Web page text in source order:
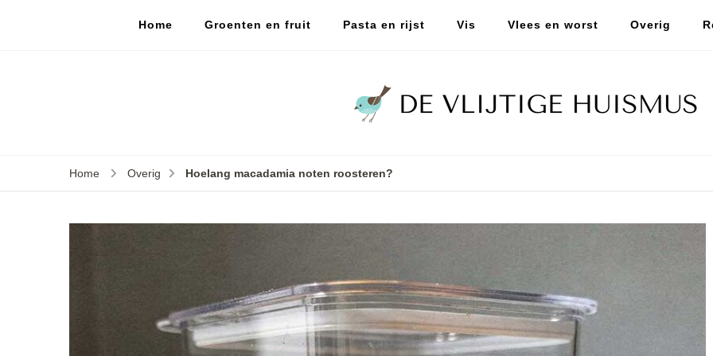
Home Groenten en fruit Pasta en rijst Vis Vlees en worst Overig
Home Overig Hoelang macadamia noten roosteren?